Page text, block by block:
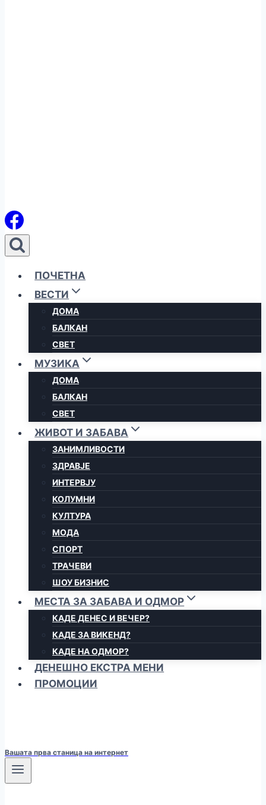
ПОЧЕТНА
ВЕСТИ
ДОМА
БАЛКАН
СВЕТ
МУЗИКА
ДОМА
БАЛКАН
СВЕТ
ЖИВОТ И ЗАБАВА
ЗАНИМЛИВОСТИ
ЗДРАВЈЕ
ИНТЕРВЈУ
КОЛУМНИ
КУЛТУРА
МОДА
СПОРТ
ТРАЧЕВИ
ШОУ БИЗНИС
МЕСТА ЗА ЗАБАВА И ОДМОР
КАДЕ ДЕНЕС И ВЕЧЕР?
КАДЕ ЗА ВИКЕНД?
КАДЕ НА ОДМОР?
ДЕНЕШНО ЕКСТРА МЕНИ
ПРОМОЦИИ
Вашата прва станица на интернет